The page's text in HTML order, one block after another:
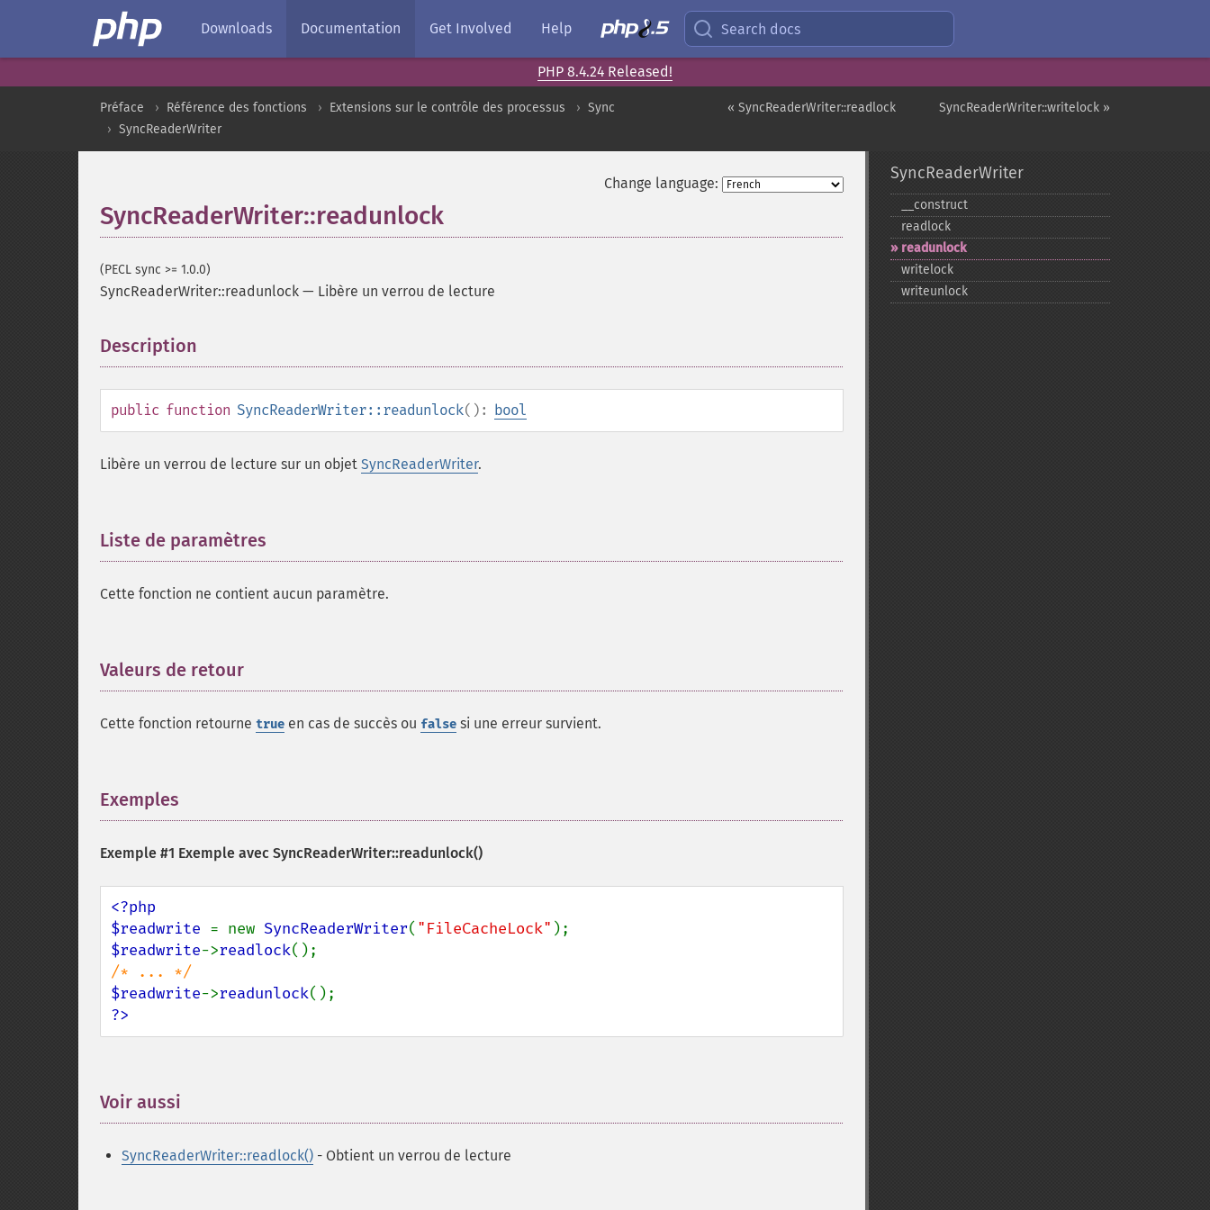
Downloads Documentation Get Involved Help Search docs
PHP 8.4.24 Released!
SyncReaderWriter::writelock »
« SyncReaderWriter::readlock
Préface Référence des fonctions Extensions sur le contrôle des processus
Sync
SyncReaderWriter
Change language:
SyncReaderWriter::readunlock
(PECL sync >= 1.0.0)
SyncReaderWriter::readunlock — Libère un verrou de lecture
Description
public function SyncReaderWriter::readunlock(): bool
Libère un verrou de lecture sur un objet SyncReaderWriter.
Liste de paramètres
Cette fonction ne contient aucun paramètre.
Valeurs de retour
Cette fonction retourne true en cas de succès ou false si une erreur survient.
Exemples
Exemple #1 Exemple avec SyncReaderWriter::readunlock()
<?php
$readwrite = new SyncReaderWriter( "FileCacheLock"
$readwrite->readlock
$readwrite->readunlock
?>
Voir aussi
SyncReaderWriter::readlock() - Obtient un verrou de lecture
SyncReaderWriter
_​_​construct
readlock
readunlock
writelock
writeunlock